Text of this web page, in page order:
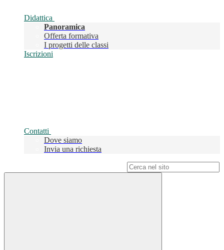
Didattica
Panoramica
Offerta formativa
I progetti delle classi
Iscrizioni
Contatti
Dove siamo
Invia una richiesta